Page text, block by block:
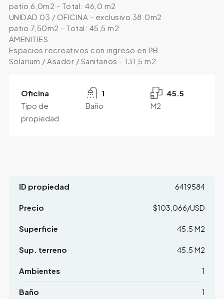
patio 6,0m2 - Total: 46,0 m2
UNIDAD 03 / OFICINA - exclusivo 38.0m2
patio 7,50m2 - Total: 45,5 m2
AMENITIES
Espacios recreativos con ingreso en PB
Solarium / Asador / Sanitarios - 131,5 m2
Oficina
Tipo de
propiedad
1
Baño
45.5
M2
ID propiedad 6419584
Precio $103,066/USD
Superficie 45.5 M2
Sup. terreno 45.5 M2
Ambientes 1
Baño 1